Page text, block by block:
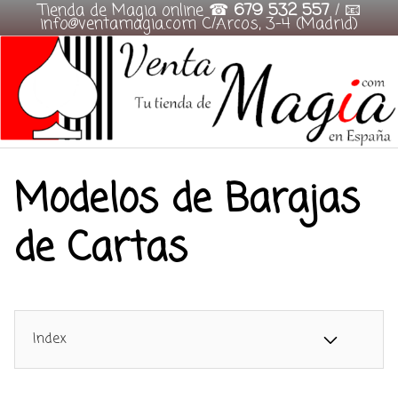
Tienda de Magia online ☎ 679 532 557/ 📧
info@ventamagia.com C/Arcos, 3-4 (Madrid)
content
Modelos de Barajas
de Cartas
Index